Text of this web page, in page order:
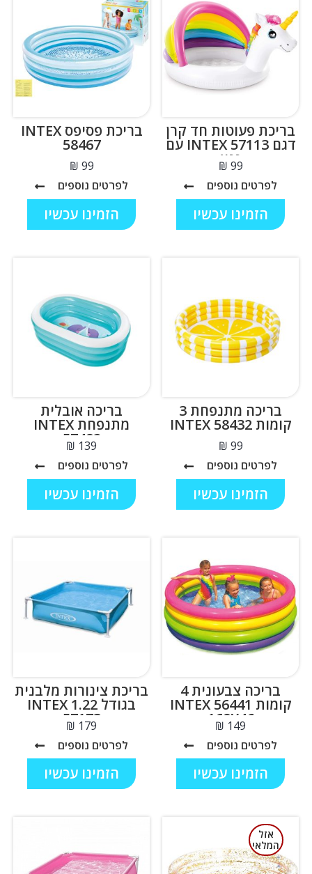
בריכת פעוטות חד קרן
דגם 57113 INTEX עם
גגון
₪
לפרטים נוספים
הזמינו עכשיו
בריכת פסיפס INTEX
58467
₪
לפרטים נוספים
הזמינו עכשיו
בריכה מתנפחת 3
קומות INTEX 58432
₪
לפרטים נוספים
הזמינו עכשיו
בריכה אובלית
מתנפחת INTEX
57482
₪
לפרטים נוספים
הזמינו עכשיו
בריכה צבעונית 4
קומות INTEX 56441
168X46
₪
לפרטים נוספים
הזמינו עכשיו
בריכת צינורות מלבנית
בגודל 1.22 INTEX
57173
₪
לפרטים נוספים
הזמינו עכשיו
אזל
המלאי